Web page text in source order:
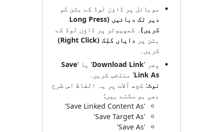
موبائل پر ڈاؤن لوڈ کے بٹن کو
دیر تک دبائیں (Long Press
کریں)۔ کمپیوٹر پر ڈاؤن لوڈ کے
بٹن پردایاں کلِک (Right Click)
کریں۔
پھر 'Download Link' یا 'Save
Link As' منتخب کریں۔
نوٹ: کچھ آلات پر یہ الفاظ اس طرح
بھی ہو سکتے ہیں:
'Save Linked Content As'
'Save Target As'
'Save As'